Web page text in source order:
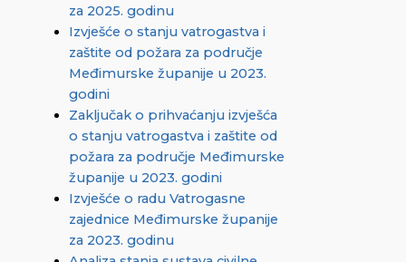
za 2025. godinu
Izvješće o stanju vatrogastva i
zaštite od požara za područje
Međimurske županije u 2023.
godini
Zaključak o prihvaćanju izvješća
o stanju vatrogastva i zaštite od
požara za područje Međimurske
županije u 2023. godini
Izvješće o radu Vatrogasne
zajednice Međimurske županije
za 2023. godinu